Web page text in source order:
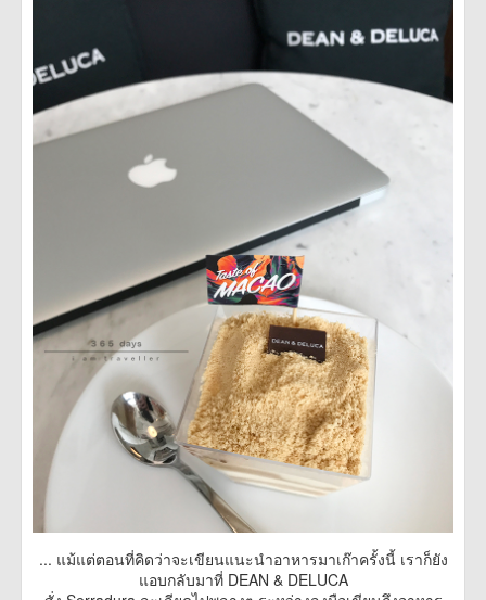
...​ แม้แต่ตอนที่คิดว่าจะเขียนแนะนำอาหารมาเก๊าครั้งนี้ เราก็ยัง
แอบกลับมาที่ DEAN & DELUCA